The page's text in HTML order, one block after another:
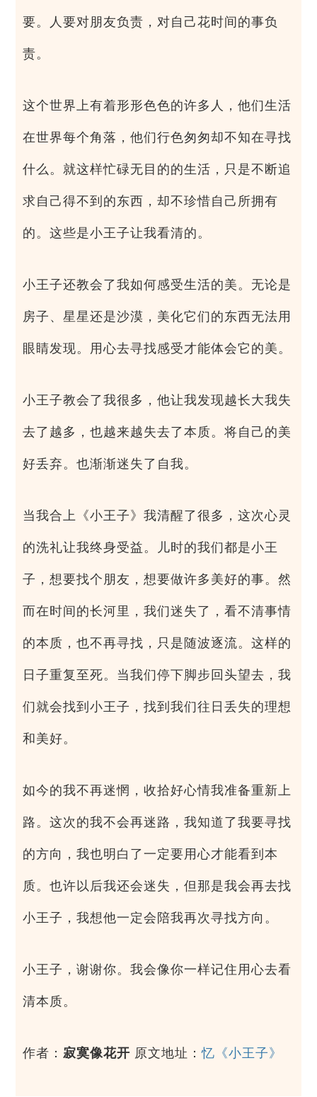
要。人要对朋友负责，对自己花时间的事负
责。
这个世界上有着形形色色的许多人，他们生活
在世界每个角落，他们行色匆匆却不知在寻找
什么。就这样忙碌无目的的生活，只是不断追
求自己得不到的东西，却不珍惜自己所拥有
的。这些是小王子让我看清的。
小王子还教会了我如何感受生活的美。无论是
房子、星星还是沙漠，美化它们的东西无法用
眼睛发现。用心去寻找感受才能体会它的美。
小王子教会了我很多，他让我发现越长大我失
去了越多，也越来越失去了本质。将自己的美
好丢弃。也渐渐迷失了自我。
当我合上《小王子》我清醒了很多，这次心灵
的洗礼让我终身受益。儿时的我们都是小王
子，想要找个朋友，想要做许多美好的事。然
而在时间的长河里，我们迷失了，看不清事情
的本质，也不再寻找，只是随波逐流。这样的
日子重复至死。当我们停下脚步回头望去，我
们就会找到小王子，找到我们往日丢失的理想
和美好。
如今的我不再迷惘，收拾好心情我准备重新上
路。这次的我不会再迷路，我知道了我要寻找
的方向，我也明白了一定要用心才能看到本
质。也许以后我还会迷失，但那是我会再去找
小王子，我想他一定会陪我再次寻找方向。
小王子，谢谢你。我会像你一样记住用心去看
清本质。
作者：寂寞像花开 原文地址：忆《小王子》